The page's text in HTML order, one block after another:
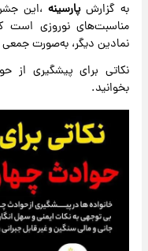
به گزارشپارسینه ،این
مناسبت‌های نوروزی است
نمادین دیگر، به‌صورت جمعی
نکاتی برای پیشگیری از
بخوانید.